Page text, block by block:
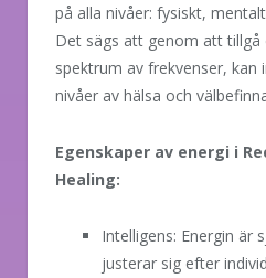
på alla nivåer: fysiskt,
Det sägs att genom att tillgå
spektrum av frekvenser, kan
nivåer av hälsa och
Egenskaper av energi i
Healing:
Intelligens: Energin är
justerar sig efter